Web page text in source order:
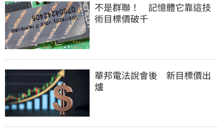
不是群聯！ 記憶體它靠這技
術目標價破千
華邦電法說會後 新目標價出
爐